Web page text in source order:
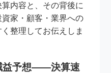
内容と、その背後に
家・顧客・業界への
整理してお伝えしま
益予想――決算速